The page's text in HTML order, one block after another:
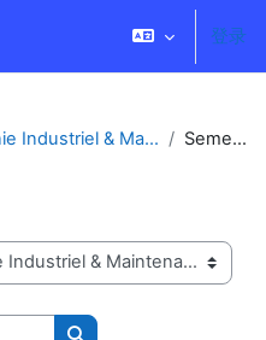
登录
BUT Génie Industriel & Maintenance Semestre 3